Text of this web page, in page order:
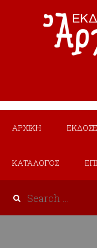
ΑΡΧΙΚΗ
ΚΑΤΑΛΟΓΟΣ